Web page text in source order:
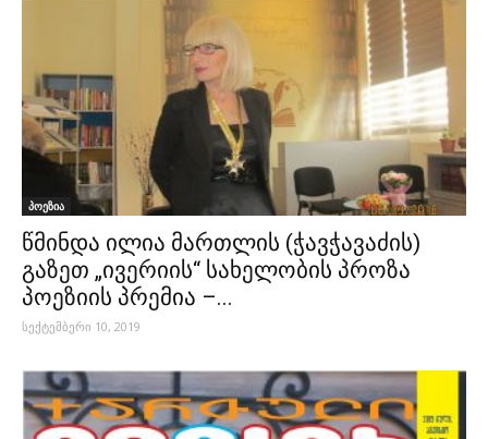
პოეზია
წმინდა ილია მართლის (ჭავჭავაძის)
გაზეთ „ივერიის“ სახელობის პროზა
პოეზიის პრემია –...
სექტემბერი 10, 2019